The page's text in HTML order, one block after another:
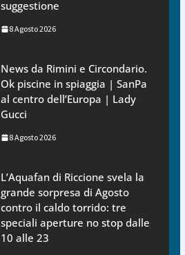
suggestione
8 Agosto 2026
News da Rimini e Circondario.
Ok piscine in spiaggia | SanPa
al centro dell’Europa | Lady
Gucci
8 Agosto 2026
L’Aquafan di Riccione svela la
grande sorpresa di Agosto
contro il caldo torrido: tre
speciali aperture no stop dalle
10 alle 23